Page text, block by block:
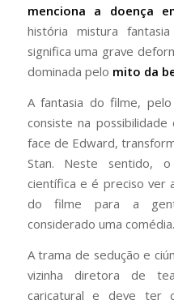
menciona a doença
história mistura
significa uma grave
dominada pelo mito da
A fantasia do filme,
consiste na
face de Edward,
Stan. Neste sentido,
científica e é preciso ver
do filme para a
considerado uma comédia.
A trama de sedução e
vizinha diretora de
caricatural e deve ter